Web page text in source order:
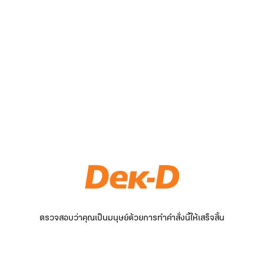
ตรวจสอบว่าคุณเป็นมนุษย์ด้วยการทำคำสั่งนี้ให้เสร็จสิ้น